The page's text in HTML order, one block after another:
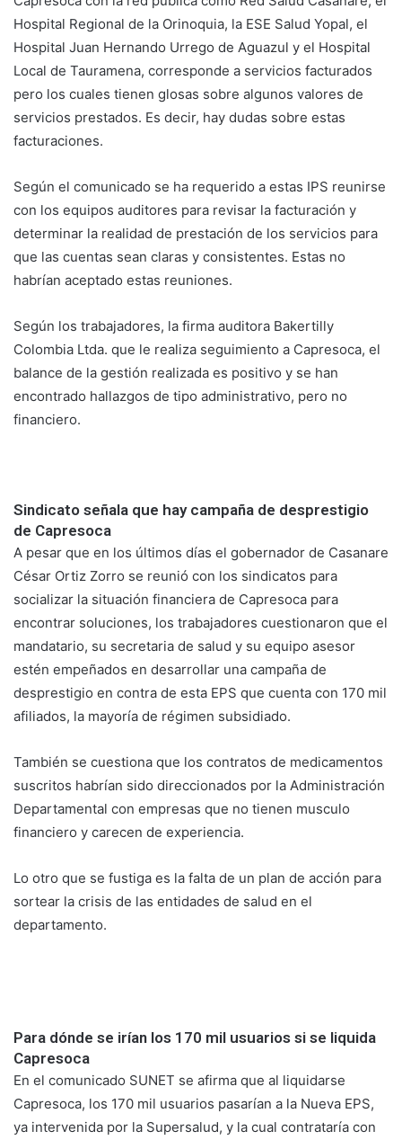
Hospital Regional de la Orinoquia, la ESE Salud Yopal, el
Hospital Juan Hernando Urrego de Aguazul y el Hospital
Local de Tauramena, corresponde a servicios facturados
pero los cuales tienen glosas sobre algunos valores de
servicios prestados. Es decir, hay dudas sobre estas
facturaciones.
Según el comunicado se ha requerido a estas IPS reunirse
con los equipos auditores para revisar la facturación y
determinar la realidad de prestación de los servicios para
que las cuentas sean claras y consistentes. Estas no
habrían aceptado estas reuniones.
Según los trabajadores, la firma auditora Bakertilly
Colombia Ltda. que le realiza seguimiento a Capresoca, el
balance de la gestión realizada es positivo y se han
encontrado hallazgos de tipo administrativo, pero no
financiero.
Sindicato señala que hay campaña de desprestigio
de Capresoca
A pesar que en los últimos días el gobernador de Casanare
César Ortiz Zorro se reunió con los sindicatos para
socializar la situación financiera de Capresoca para
encontrar soluciones, los trabajadores cuestionaron que el
mandatario, su secretaria de salud y su equipo asesor
estén empeñados en desarrollar una campaña de
desprestigio en contra de esta EPS que cuenta con 170 mil
afiliados, la mayoría de régimen subsidiado.
También se cuestiona que los contratos de medicamentos
suscritos habrían sido direccionados por la Administración
Departamental con empresas que no tienen musculo
financiero y carecen de experiencia.
Lo otro que se fustiga es la falta de un plan de acción para
sortear la crisis de las entidades de salud en el
departamento.
Para dónde se irían los 170 mil usuarios si se liquida
Capresoca
En el comunicado SUNET se afirma que al liquidarse
Capresoca, los 170 mil usuarios pasarían a la Nueva EPS,
ya intervenida por la Supersalud, y la cual contrataría con